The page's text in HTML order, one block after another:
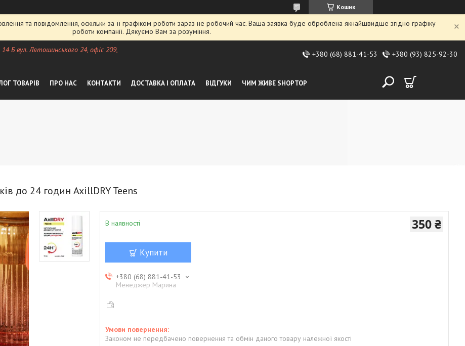
Кошик
та повідомлення, оскільки за її графіком роботи зараз не робочий час. Ваша заявка буде оброблена якнайшвидше згідно графіку
роботи компанії. Дякуємо Вам за розуміння.
14 Б вул. Лятошинського 24, офіс 209,
+380 (68) 881-41-53 +380 (93) 825-92-30
ТОВАРІВ ПРО НАС КОНТАКТИ ДОСТАВКА І ОПЛАТА ВІДГУКИ ЧИМ ЖИВЕ SHOPTOP
до 24 годин AxillDRY Teens
В наявності 350 ₴
Купити
+380 (68) 881-41-53
Менеджер Марина
Законом не передбачено повернення та обмін даного товару належної якості